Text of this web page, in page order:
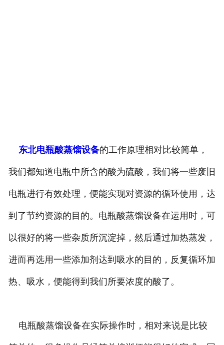
东北电瓶酸蒸馏设备的工作原理相对比较简单，
我们都知道电瓶中所含的酸为硫酸，我们将一些废旧
电瓶进行有效处理，便能实现对资源的循环使用，达
到了节约资源的目的。电瓶酸蒸馏设备在运用时，可
以很好的将一些杂质所沉淀掉，然后通过加热蒸发，
进而再选用一些添加剂达到吸水的目的，反复循环加
热、吸水，便能得到我们所要浓度的酸了。
电瓶酸蒸馏设备在实际操作时，相对来说是比较